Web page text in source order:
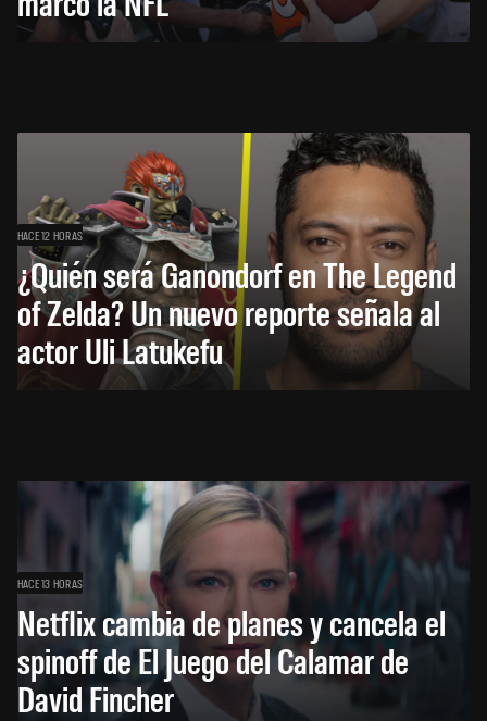
HACE 12 HORAS
¿Quién será Ganondorf en The Legend
of Zelda? Un nuevo reporte señala al
actor Uli Latukefu
HACE 13 HORAS
Netflix cambia de planes y cancela el
spinoff de El Juego del Calamar de
David Fincher